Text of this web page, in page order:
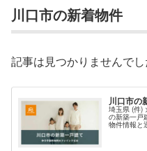
川口市の新着物件
記事は見つかりませんでし
川口市の
埼玉県 (件)
の新築一戸
物件情報と